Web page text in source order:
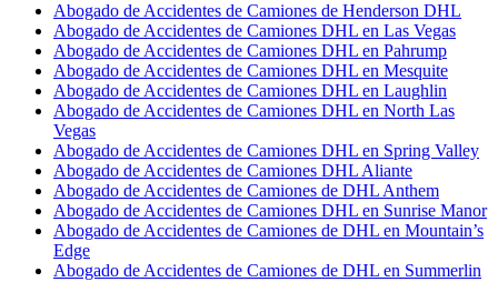
Abogado de Accidentes de Camiones de Henderson DHL
Abogado de Accidentes de Camiones DHL en Las Vegas
Abogado de Accidentes de Camiones DHL en Pahrump
Abogado de Accidentes de Camiones DHL en Mesquite
Abogado de Accidentes de Camiones DHL en Laughlin
Abogado de Accidentes de Camiones DHL en North Las
Vegas
Abogado de Accidentes de Camiones DHL en Spring Valley
Abogado de Accidentes de Camiones DHL Aliante
Abogado de Accidentes de Camiones de DHL Anthem
Abogado de Accidentes de Camiones DHL en Sunrise Manor
Abogado de Accidentes de Camiones de DHL en Mountain’s
Edge
Abogado de Accidentes de Camiones de DHL en Summerlin